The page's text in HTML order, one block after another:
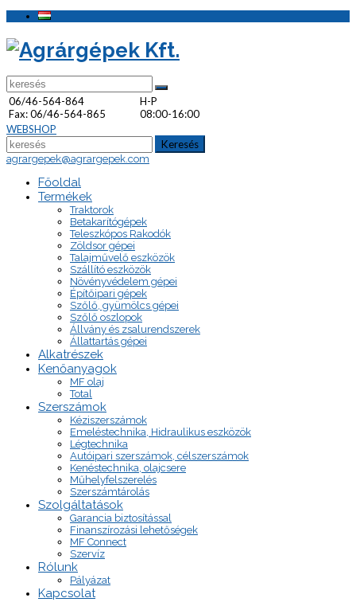
06/46-564-864
Fax: 06/46-564-865
H-P
08:00-16:00
WEBSHOP
Keresés
agrargepek@agrargepek.com
Főoldal
Termékek
Traktorok
Betakarítógépek
Teleszkópos Rakodók
Zöldsor gépei
Talajművelő eszközök
Szállító eszközök
Növényvédelem gépei
Építőipari gépek
Szőlő, gyümölcs gépei
Szőlő oszlopok
Állvány és zsalurendszerek
Állattartás gépei
Alkatrészek
Kenőanyagok
MF olaj
Total
Szerszámok
Kéziszerszámok
Emeléstechnika, Hidraulikus eszközök
Légtechnika
Autóipari szerszámok, célszerszámok
Kenéstechnika, olajcsere
Műhelyfelszerelés
Szerszámtárolás
Szolgáltatások
Garancia biztosítással
Finanszírozási lehetőségek
MF Connect
Szervíz
Rólunk
Pályázat
Kapcsolat